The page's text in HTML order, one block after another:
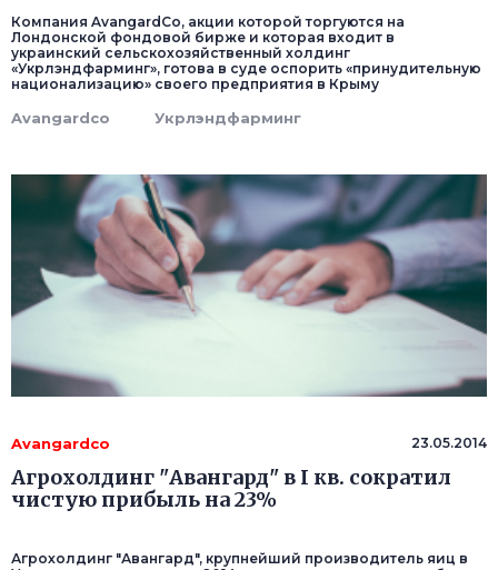
Компания AvangardCo, акции которой торгуются на
Лондонской фондовой бирже и которая входит в
украинский сельскохозяйственный холдинг
«Укрлэндфарминг», готова в суде оспорить «принудительную
национализацию» своего предприятия в Крыму
Avangardco Укрлэндфарминг
Avangardco 23.05.2014
Агрохолдинг "Авангард" в I кв. сократил
чистую прибыль на 23%
Агрохолдинг "Авангард", крупнейший производитель яиц в